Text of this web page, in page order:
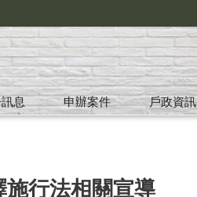
息 申辦案件 戶政資訊
行法相關宣導